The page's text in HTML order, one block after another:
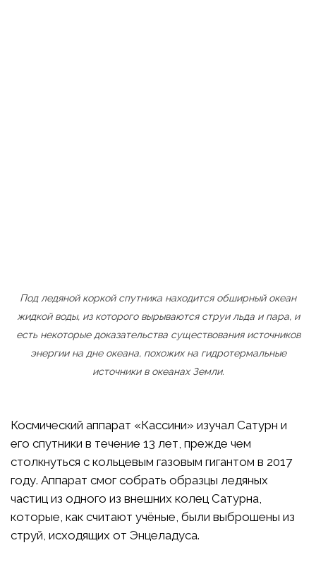
Под ледяной коркой спутника находится обширный океан
жидкой воды, из которого вырываются струи льда и пара, и
есть некоторые доказательства существования источников
энергии на дне океана, похожих на гидротермальные
источники в океанах Земли.
Космический аппарат «Кассини» изучал Сатурн и
его спутники в течение 13 лет, прежде чем
столкнуться с кольцевым газовым гигантом в 2017
году. Аппарат смог собрать образцы ледяных
частиц из одного из внешних колец Сатурна,
которые, как считают учёные, были выброшены из
струй, исходящих от Энцеладуса.